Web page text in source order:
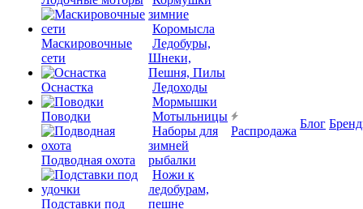
Маскировочные
сети
Оснастка
Поводки
Подводная охота
Подставки под
зимние
Коромысла
Ледобуры,
Шнеки,
Пешня, Пилы
Ледоходы
Мормышки
Мотыльницы
Наборы для
зимней
рыбалки
Ножи к
ледобурам,
пешне
Распродажа
Блог